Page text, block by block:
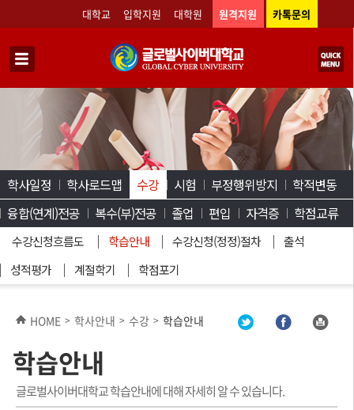
대학교 입학지원 대학원 원격지원 카톡문의
학사일정 학사로드맵 수강
수강신청흐름도 학습안내 수강신청(정정)절차
출석
성적평가
계절학기 학점포기
시험 부정행위방지
학적변동
융합(연계)전공
복수(부)전공 졸업 편입 자격증 학점교류
HOME > 학사안내 > 수강 > 학습안내
학습안내
글로벌사이버대학교 학습안내에 대해 자세히 알 수 있습니다.